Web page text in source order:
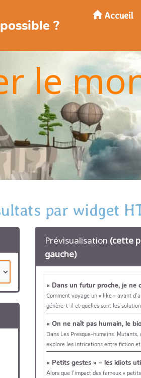
?
Accueil
le
par widget
Prévisualisation (cette
gauche)